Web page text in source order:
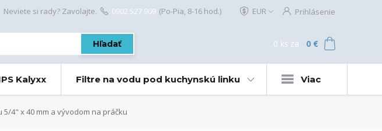
EUR Prihlásenie
Hľadať
Neviete si rady? Zavolajte. 0902 527 909 (Po-Pia, 8-16 hod.)
0 ks za 0 €
Kalyxx Filtre na vodu pod kuchynskú linku Viac
4" x 40 mm a vývodom na práčku